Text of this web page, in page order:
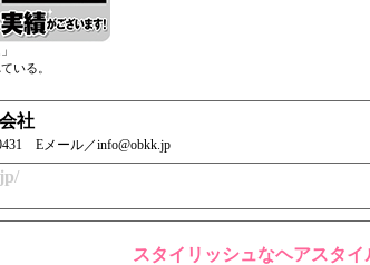
いる。
社
Eメール／info@obkk.jp
スタイリッシュなヘアスタ